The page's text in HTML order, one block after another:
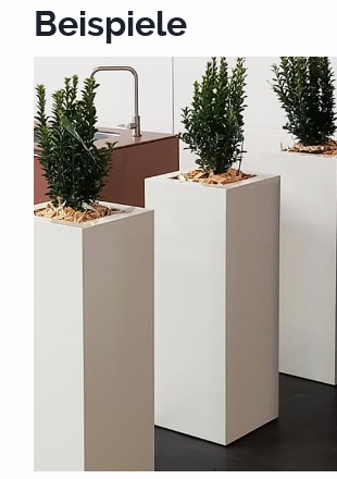
Beispiele